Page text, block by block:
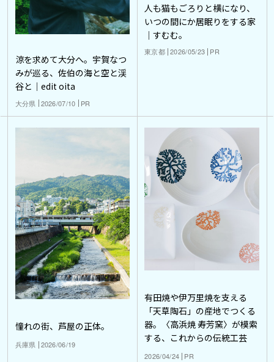
涼を求めて大分へ。宇賀なつ
みが巡る、佐伯の海と空と渓
谷と｜edit oita
大分県 2026/07/10 PR
人も猫もごろりと横になり、
いつの間にか居眠りをする家
｜すむむ。
東京都 2026/05/23 PR
憧れの街、芦屋の正体。
兵庫県 2026/06/19
有田焼や伊万里焼を支える
「天草陶石」の産地でつくる
器。〈高浜焼 寿芳窯〉が模索
する、これからの伝統工芸
2026/04/24 PR